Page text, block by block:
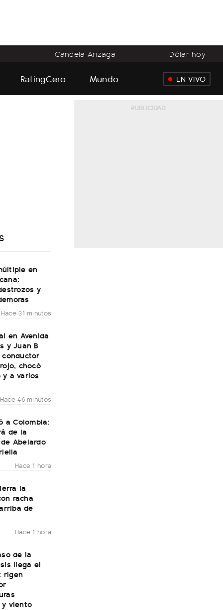
Candela Arizaga Dólar hoy
RatingCero Mundo EN VIVO
en
y
Hace 31 minutos
en Avenida
y Juan B
chocó
a varios
Hace 46 minutos
a Colombia:
de la
Abelardo
Hace 1 hora
la
racha
de
Hace 1 hora
de la
llega el
rigen
viento